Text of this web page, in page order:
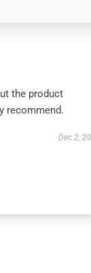
the product
recommend.
Dec 2,